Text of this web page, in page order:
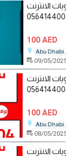
الانترنت
100 AED
Abu Dhabi
09/05/
الانترنت
100 AED
Abu Dhabi
08/05/
الانترنت